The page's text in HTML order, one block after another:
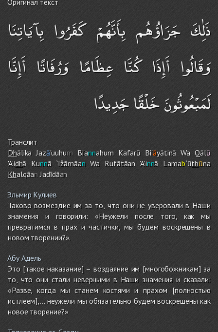
ذَٰلِكَ جَزَاؤُهُم بِأَنَّهُمْ كَفَرُوا بِآيَاتِنَا
وَقَالُوا أَإِذَا كُنَّا عِظَامًا وَرُفَاتًا أَإِنَّا
لَمَبْعُوثُونَ خَلْقًا جَدِيدًا
Транслит
Dhālika Jazā'uuhumBi'annahumKafarū Bi'āyātinā Wa Qālū
'A'idhā Kunnā `IžāmāanWa Rufātāan 'A'innā Lamab`ūthūna
Khalqāan Jadīdāan
Эльмир Кулиев
Таково возмездие им за то, что они не уверовали в Наши
знамения и говорили: «Неужели после того, как мы
превратимся в прах и частички, мы будем воскрешены в
новом творении?».
Абу Адель
Это [такое наказание] – воздаяние им [многобожникам] за
то, что они стали неверными в Наши знамения и сказали:
«Разве, когда мы станем костями и прахом [полностью
истлеем],... неужели мы обязательно будем воскрешены как
новое творение?»